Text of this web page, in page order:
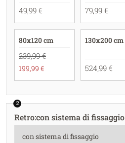
49,99 € 79,99 €
80x120 cm
239,99 €
199,99 €
130x200 cm
524,99 €
2
Retro:con sistema di fissaggio